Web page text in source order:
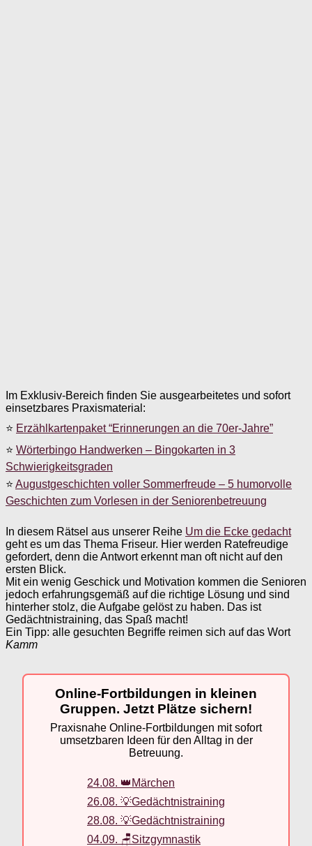
Im Exklusiv-Bereich finden Sie ausgearbeitetes und sofort
einsetzbares Praxismaterial:
⭐ Erzählkartenpaket “Erinnerungen an die 70er-Jahre”
⭐ Wörterbingo Handwerken – Bingokarten in 3
Schwierigkeitsgraden
⭐ Augustgeschichten voller Sommerfreude – 5 humorvolle
Geschichten zum Vorlesen in der Seniorenbetreuung
In diesem Rätsel aus unserer Reihe Um die Ecke gedacht
geht es um das Thema Friseur. Hier werden Ratefreudige
gefordert, denn die Antwort erkennt man oft nicht auf den
ersten Blick.
Mit ein wenig Geschick und Motivation kommen die Senioren
jedoch erfahrungsgemäß auf die richtige Lösung und sind
hinterher stolz, die Aufgabe gelöst zu haben. Das ist
Gedächtnistraining, das Spaß macht!
Ein Tipp: alle gesuchten Begriffe reimen sich auf das Wort
Kamm
Online-Fortbildungen in kleinen
Gruppen. Jetzt Plätze sichern!
Praxisnahe Online-Fortbildungen mit sofort
umsetzbaren Ideen für den Alltag in der
Betreuung.
24.08. 👑Märchen
26.08. 💡Gedächtnistraining
28.08. 💡Gedächtnistraining
04.09. 🪑Sitzgymnastik